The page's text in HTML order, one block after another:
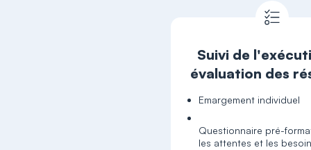
Suivi de
évaluation des
Emargement individuel
Questionnaire pré-